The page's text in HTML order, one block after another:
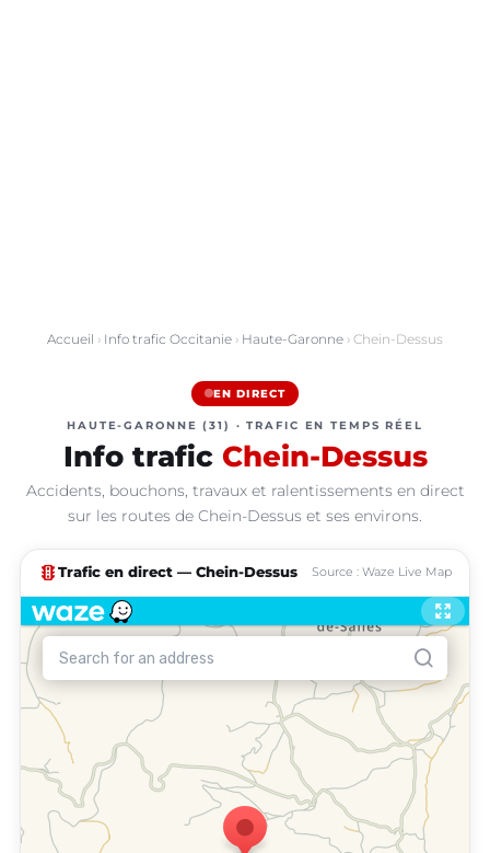
Accueil › Info trafic Occitanie › Haute-Garonne › Chein-Dessus
EN DIRECT
HAUTE-GARONNE (31) · TRAFIC EN TEMPS RÉEL
Info trafic Chein-Dessus
Accidents, bouchons, travaux et ralentissements en direct
sur les routes de Chein-Dessus et ses environs.
traffic Trafic en direct — Chein-Dessus Source : Waze Live Map